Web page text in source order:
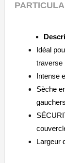
Idéal
traverse
Intense
Sèche
gauchers
Largeur